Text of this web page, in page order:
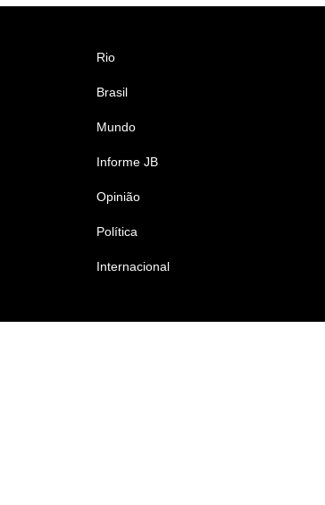
Rio
Brasil
Mundo
Informe JB
Opinião
Política
Internacional